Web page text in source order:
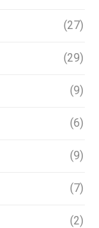
(27)
(29)
(9)
(6)
(9)
(7)
(2)